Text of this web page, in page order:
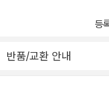
등
반품/교환 안내